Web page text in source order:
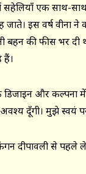
सहेलियाँ एक
इस वर्ष वीना ने
की फीस भर दी
हैं।
और कल्पना में
दूँगी। मुझे स्वयं
से पहले ले